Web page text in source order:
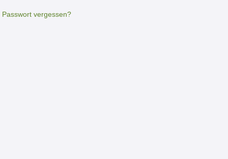
Passwort vergessen?